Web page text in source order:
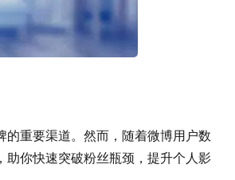
渠道。然而，随着微博用户数
助你快速突破粉丝瓶颈，提升个人影